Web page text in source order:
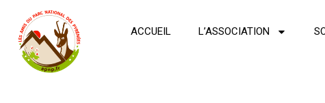
ACCUEIL L’ASSOCIATION